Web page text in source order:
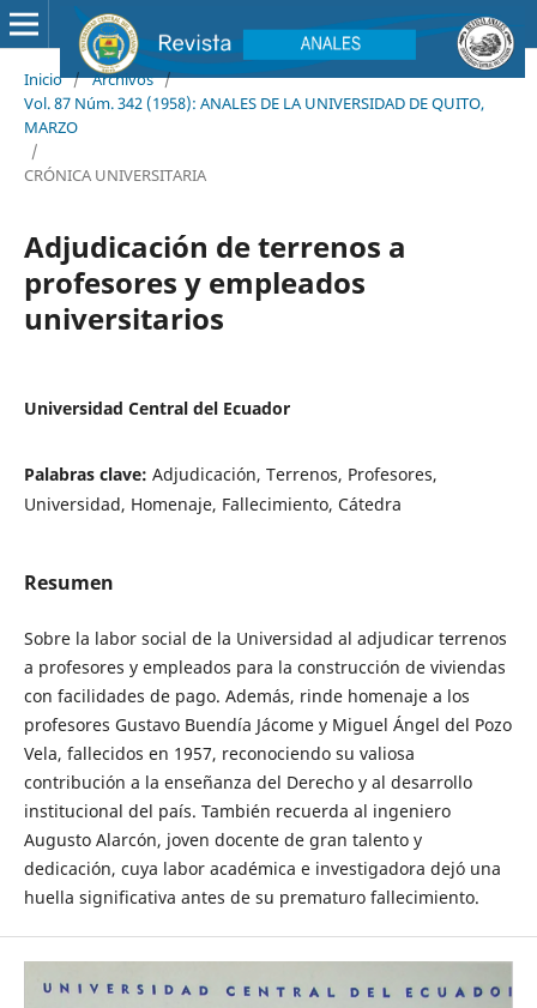
Inicio / Archivos /
Vol. 87 Núm. 342 (1958): ANALES DE LA UNIVERSIDAD DE QUITO,
MARZO
/
CRÓNICA UNIVERSITARIA
Adjudicación de terrenos a
profesores y empleados
universitarios
Universidad Central del Ecuador
Palabras clave: Adjudicación, Terrenos, Profesores,
Universidad, Homenaje, Fallecimiento, Cátedra
Resumen
Sobre la labor social de la Universidad al adjudicar terrenos
a profesores y empleados para la construcción de viviendas
con facilidades de pago. Además, rinde homenaje a los
profesores Gustavo Buendía Jácome y Miguel Ángel del Pozo
Vela, fallecidos en 1957, reconociendo su valiosa
contribución a la enseñanza del Derecho y al desarrollo
institucional del país. También recuerda al ingeniero
Augusto Alarcón, joven docente de gran talento y
dedicación, cuya labor académica e investigadora dejó una
huella significativa antes de su prematuro fallecimiento.